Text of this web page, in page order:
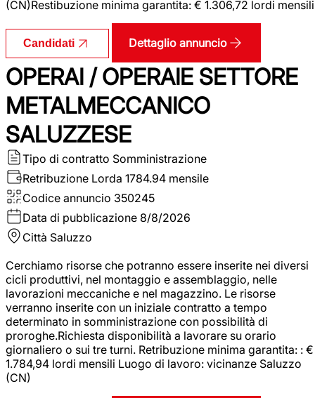
(CN)Restibuzione minima garantita: € 1.306,72 lordi mensili
Candidati Dettaglio annuncio
OPERAI / OPERAIE SETTORE
METALMECCANICO
SALUZZESE
Tipo di contratto Somministrazione
Retribuzione Lorda 1784.94 mensile
Codice annuncio 350245
Data di pubblicazione 8/8/2026
Città Saluzzo
Cerchiamo risorse che potranno essere inserite nei diversi
cicli produttivi, nel montaggio e assemblaggio, nelle
lavorazioni meccaniche e nel magazzino. Le risorse
verranno inserite con un iniziale contratto a tempo
determinato in somministrazione con possibilità di
proroghe.Richiesta disponibilità a lavorare su orario
giornaliero o sui tre turni. Retribuzione minima garantita: : €
1.784,94 lordi mensili Luogo di lavoro: vicinanze Saluzzo
(CN)